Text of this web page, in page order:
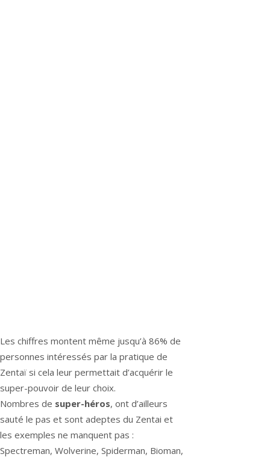
Les chiffres montent même jusqu’à 86% de
personnes intéressés par la pratique de
Zentaï si cela leur permettait d’acquérir le
super-pouvoir de leur choix.
Nombres de super-héros, ont d’ailleurs
sauté le pas et sont adeptes du Zentai et
les exemples ne manquent pas :
Spectreman, Wolverine, Spiderman, Bioman,